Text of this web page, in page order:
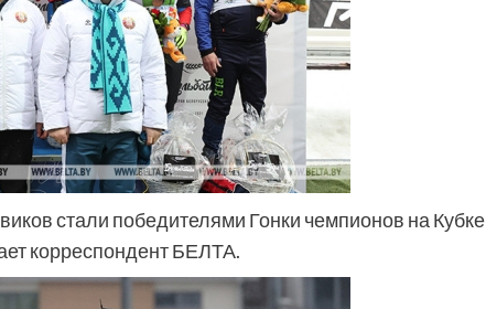
стали победителями Гонки чемпионов на Кубке
корреспондент БЕЛТА.